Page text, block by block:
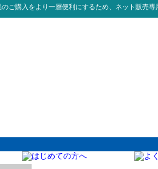
ご購入をより一層便利にするため、ネット販売